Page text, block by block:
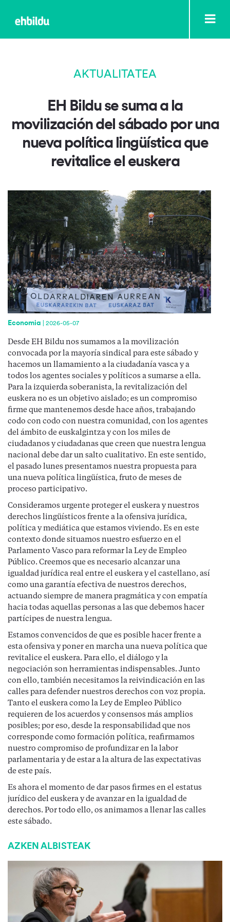
AKTUALITATEA
EH Bildu se suma a la
movilización del sábado por una
nueva política lingüística que
revitalice el euskera
Economia 2026-05-07
Desde EH Bildu nos sumamos a la movilización
convocada por la mayoría sindical para este sábado y
hacemos un llamamiento a la ciudadanía vasca y a
todos los agentes sociales y políticos a sumarse a ella.
Para la izquierda soberanista, la revitalización del
euskera no es un objetivo aislado; es un compromiso
firme que mantenemos desde hace años, trabajando
codo con codo con nuestra comunidad, con los agentes
del ámbito de euskalgintza y con los miles de
ciudadanos y ciudadanas que creen que nuestra lengua
nacional debe dar un salto cualitativo. En este sentido,
el pasado lunes presentamos nuestra propuesta para
una nueva política lingüística, fruto de meses de
proceso participativo.
Consideramos urgente proteger el euskera y nuestros
derechos lingüísticos frente a la ofensiva jurídica,
política y mediática que estamos viviendo. Es en este
contexto donde situamos nuestro esfuerzo en el
Parlamento Vasco para reformar la Ley de Empleo
Público. Creemos que es necesario alcanzar una
igualdad jurídica real entre el euskera y el castellano, así
como una garantía efectiva de nuestros derechos,
actuando siempre de manera pragmática y con empatía
hacia todas aquellas personas a las que debemos hacer
partícipes de nuestra lengua.
Estamos convencidos de que es posible hacer frente a
esta ofensiva y poner en marcha una nueva política que
revitalice el euskera. Para ello, el diálogo y la
negociación son herramientas indispensables. Junto
con ello, también necesitamos la reivindicación en las
calles para defender nuestros derechos con voz propia.
Tanto el euskera como la Ley de Empleo Público
requieren de los acuerdos y consensos más amplios
posibles; por eso, desde la responsabilidad que nos
corresponde como formación política, reafirmamos
nuestro compromiso de profundizar en la labor
parlamentaria y de estar a la altura de las expectativas
de este país.
Es ahora el momento de dar pasos firmes en el estatus
jurídico del euskera y de avanzar en la igualdad de
derechos. Por todo ello, os animamos a llenar las calles
este sábado.
AZKEN ALBISTEAK